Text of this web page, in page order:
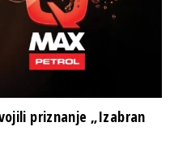
priznanje „Izabran